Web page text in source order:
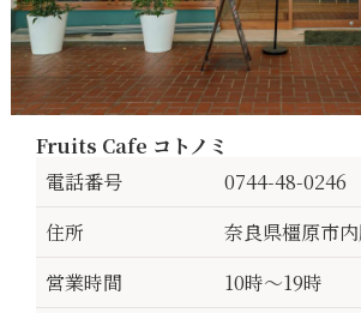
Fruits Cafe コトノミ
電話番号
0744-48-0246
住所
奈良県橿原市
営業時間
10時～19時